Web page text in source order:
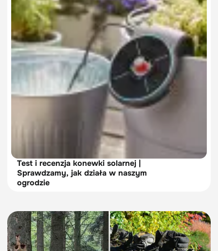
Test i recenzja konewki solarnej |
Sprawdzamy, jak działa w naszym
ogrodzie